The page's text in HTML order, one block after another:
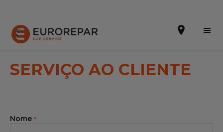
Orçamento online
SERVIÇO AO CLIENTE
Nome *